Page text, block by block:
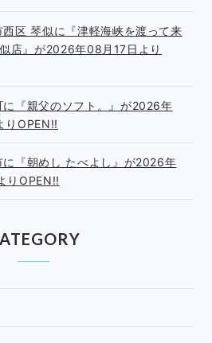
西区 琴似に『津軽海峡を渡って来
店』が2026年08月17日より
に『親父のソフト。』が2026年
りOPEN!!
に『朝めし たべよし』が2026年
りOPEN!!